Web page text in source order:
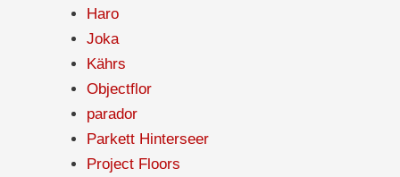
Haro
Joka
Kährs
Objectflor
parador
Parkett Hinterseer
Project Floors